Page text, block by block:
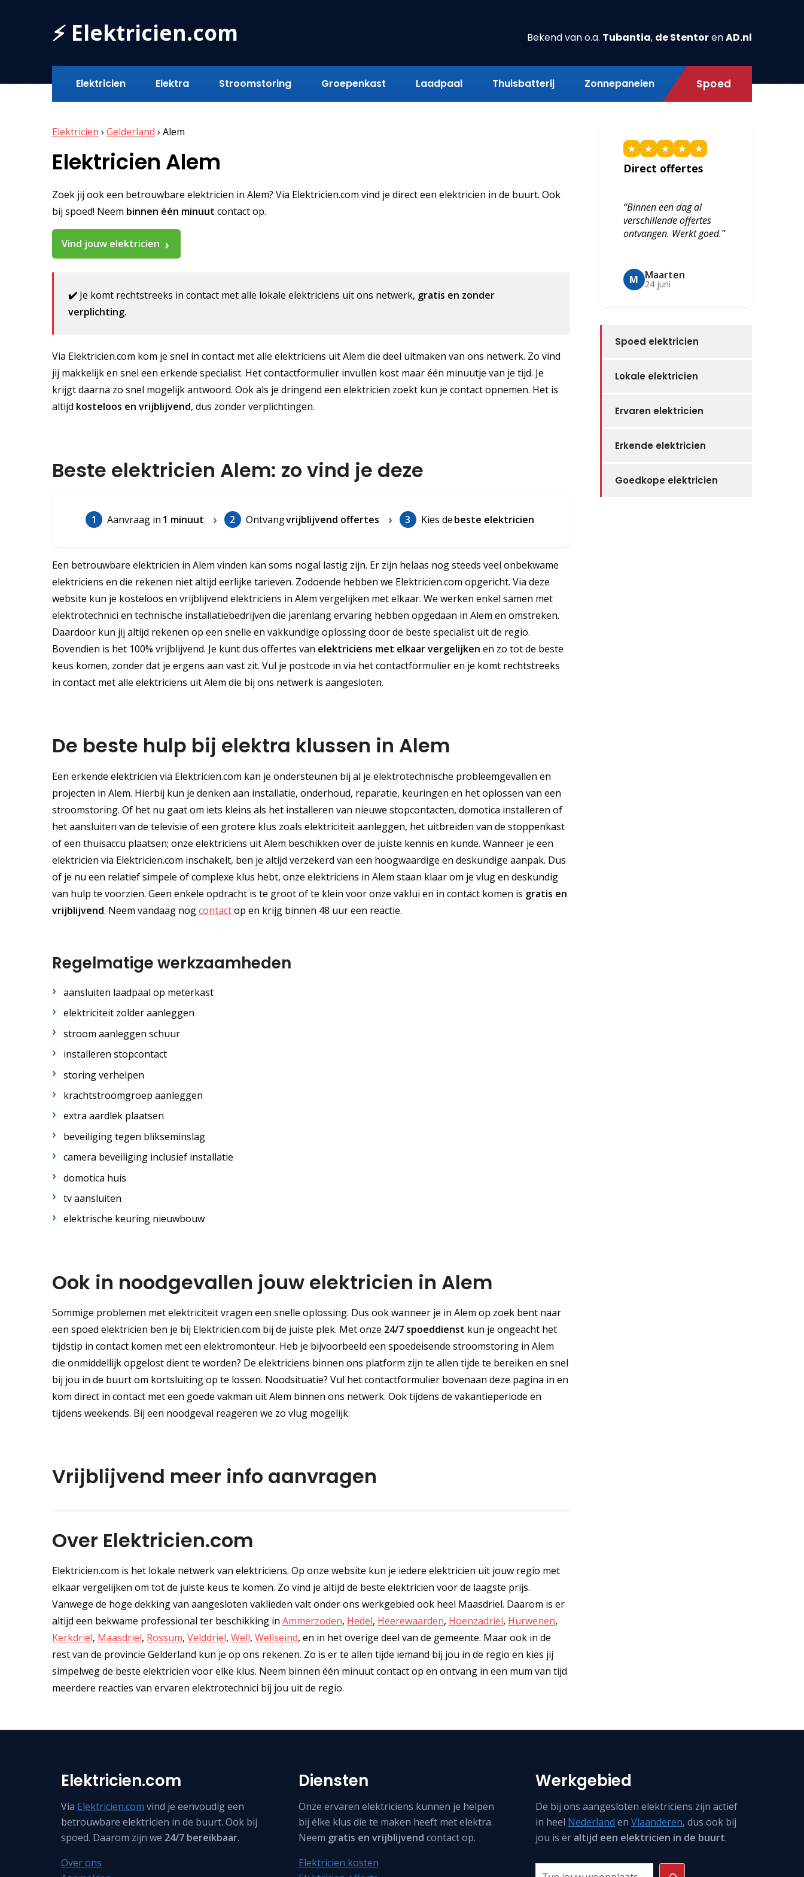
⚡ Elektricien.com Bekend van o.a. Tubantia, de StentorenAD.nl
Elektricien Elektra Stroomstoring Groepenkast Laadpaal Thuisbatterij Zonnepanelen Spoed
Elektricien › Gelderland › Alem
Elektricien Alem
Zoek jij ook een betrouwbare elektricien in Alem? Via Elektricien.com vind je direct een elektricien in de buurt. Ook
bij spoed! Neem binnen één minuut contact op.
Vind jouw elektricien
✔️ Je komt rechtstreeks in contact met alle lokale elektriciens uit ons netwerk, gratis en zonder
verplichting.
Via Elektricien.com kom je snel in contact met alle elektriciens uit Alem die deel uitmaken van ons netwerk. Zo vind
jij makkelijk en snel een erkende specialist. Het contactformulier invullen kost maar één minuutje van je tijd. Je
krijgt daarna zo snel mogelijk antwoord. Ook als je dringend een elektricien zoekt kun je contact opnemen. Het is
altijd kosteloos en vrijblijvend, dus zonder verplichtingen.
Beste elektricien Alem: zo vind je deze
1 Aanvraag in 1 minuut 2 Ontvangvrijblijvend offertes 3 Kies debeste elektricien
Een betrouwbare elektricien in Alem vinden kan soms nogal lastig zijn. Er zijn helaas nog steeds veel onbekwame
elektriciens en die rekenen niet altijd eerlijke tarieven. Zodoende hebben we Elektricien.com opgericht. Via deze
website kun je kosteloos en vrijblijvend elektriciens in Alem vergelijken met elkaar. We werken enkel samen met
elektrotechnici en technische installatiebedrijven die jarenlang ervaring hebben opgedaan in Alem en omstreken.
Daardoor kun jij altijd rekenen op een snelle en vakkundige oplossing door de beste specialist uit de regio.
Bovendien is het 100% vrijblijvend. Je kunt dus offertes van elektriciens met elkaar vergelijken en zo tot de beste
keus komen, zonder dat je ergens aan vast zit. Vul je postcode in via het contactformulier en je komt rechtstreeks
in contact met alle elektriciens uit Alem die bij ons netwerk is aangesloten.
De beste hulp bij elektra klussen in Alem
Een erkende elektricien via Elektricien.com kan je ondersteunen bij al je elektrotechnische probleemgevallen en
projecten in Alem. Hierbij kun je denken aan installatie, onderhoud, reparatie, keuringen en het oplossen van een
stroomstoring. Of het nu gaat om iets kleins als het installeren van nieuwe stopcontacten, domotica installeren of
het aansluiten van de televisie of een grotere klus zoals elektriciteit aanleggen, het uitbreiden van de stoppenkast
of een thuisaccu plaatsen; onze elektriciens uit Alem beschikken over de juiste kennis en kunde. Wanneer je een
elektricien via Elektricien.com inschakelt, ben je altijd verzekerd van een hoogwaardige en deskundige aanpak. Dus
of je nu een relatief simpele of complexe klus hebt, onze elektriciens in Alem staan klaar om je vlug en deskundig
van hulp te voorzien. Geen enkele opdracht is te groot of te klein voor onze vaklui en in contact komen is gratis en
vrijblijvend. Neem vandaag nogcontactop en krijg binnen 48 uur een reactie.
Regelmatige werkzaamheden
aansluiten laadpaal op meterkast
elektriciteit zolder aanleggen
stroom aanleggen schuur
installeren stopcontact
storing verhelpen
krachtstroomgroep aanleggen
extra aardlek plaatsen
beveiliging tegen blikseminslag
camera beveiliging inclusief installatie
domotica huis
tv aansluiten
elektrische keuring nieuwbouw
Ook in noodgevallen jouw elektricien in Alem
Sommige problemen met elektriciteit vragen een snelle oplossing. Dus ook wanneer je in Alem op zoek bent naar
een spoed elektricien ben je bij Elektricien.com bij de juiste plek. Met onze 24/7 spoeddienst kun je ongeacht het
tijdstip in contact komen met een elektromonteur. Heb je bijvoorbeeld een spoedeisende stroomstoring in Alem
die onmiddellijk opgelost dient te worden? De elektriciens binnen ons platform zijn te allen tijde te bereiken en snel
bij jou in de buurt om kortsluiting op te lossen. Noodsituatie? Vul het contactformulier bovenaan deze pagina in en
kom direct in contact met een goede vakman uit Alem binnen ons netwerk. Ook tijdens de vakantieperiode en
tijdens weekends. Bij een noodgeval reageren we zo vlug mogelijk.
Vrijblijvend meer info aanvragen
Over Elektricien.com
Elektricien.com is het lokale netwerk van elektriciens. Op onze website kun je iedere elektricien uit jouw regio met
elkaar vergelijken om tot de juiste keus te komen. Zo vind je altijd de beste elektricien voor de laagste prijs.
Vanwege de hoge dekking van aangesloten vaklieden valt onder ons werkgebied ook heel Maasdriel. Daarom is er
altijd een bekwame professional ter beschikking in Ammerzoden, Hedel, Heerewaarden, Hoenzadriel, Hurwenen,
Kerkdriel, Maasdriel, Rossum, Velddriel, Well, Wellseind, en in het overige deel van de gemeente. Maar ook in de
rest van de provincie Gelderland kun je op ons rekenen. Zo is er te allen tijde iemand bij jou in de regio en kies jij
simpelweg de beste elektricien voor elke klus. Neem binnen één minuut contact op en ontvang in een mum van tijd
meerdere reacties van ervaren elektrotechnici bij jou uit de regio.
★ ★ ★ ★ ★
Direct offertes
“Binnen een dag al
verschillende offertes
ontvangen. Werkt goed.”
M Maarten
24 juni
Spoed elektricien
Lokale elektricien
Ervaren elektricien
Erkende elektricien
Goedkope elektricien
Elektricien.com
Via Elektricien.com vind je eenvoudig een
betrouwbare elektricien in de buurt. Ook bij
spoed. Daarom zijn we 24/7 bereikbaar.
Over ons
Diensten
Onze ervaren elektriciens kunnen je helpen
bij élke klus die te maken heeft met elektra.
Neem gratis en vrijblijvend contact op.
Elektricien kosten
Werkgebied
De bij ons aangesloten elektriciens zijn actief
in heel Nederland enVlaanderen, dus ook bij
jou is er altijd een elektricien in de buurt.
Zoeken